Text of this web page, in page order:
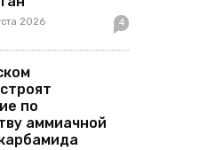
2026 4
по
аммиачной